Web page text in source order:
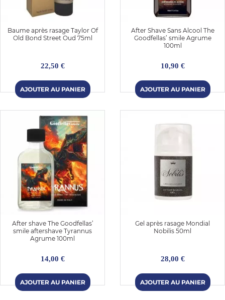
Baume après rasage Taylor Of
Old Bond Street Oud 75ml
22,50 €
After Shave Sans Alcool The
Goodfellas’ smile Agrume
100ml
10,90 €
After shave The Goodfellas’
smile aftershave Tyrannus
Agrume 100ml
14,00 €
Gel après rasage Mondial
Nobilis 50ml
28,00 €